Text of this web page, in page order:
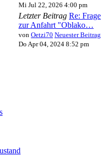
Mi Jul 22, 2026 4:00 pm
Letzter Beitrag Re: Frage
zur Anfahrt "Oblako…
von Oetzi70 Neuester Beitrag
Do Apr 04, 2024 8:52 pm